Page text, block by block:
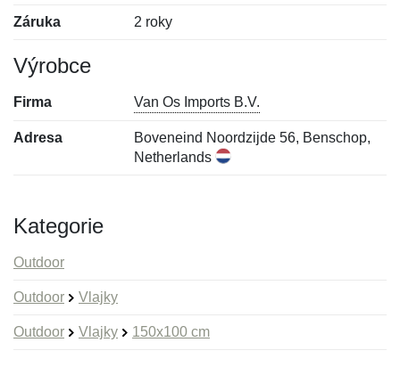
Záruka 2 roky
Výrobce
Firma Van Os Imports B.V.
Adresa
Boveneind Noordzijde 56, Benschop,
Netherlands
Kategorie
Outdoor
Outdoor Vlajky
Outdoor Vlajky 150x100 cm